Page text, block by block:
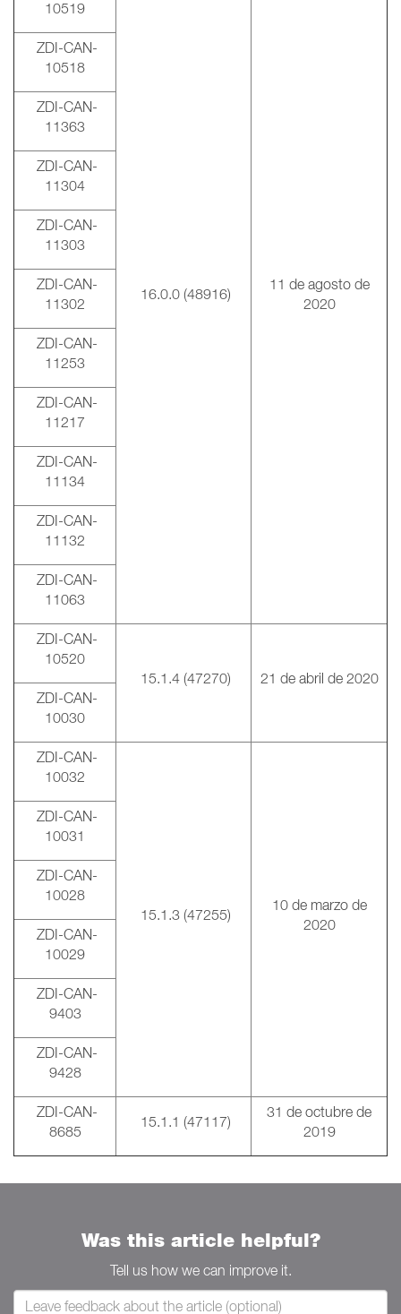
10519
16.0.0 (48916)
11 de agosto de
2020
ZDI-CAN-
10518
ZDI-CAN-
11363
ZDI-CAN-
11304
ZDI-CAN-
11303
ZDI-CAN-
11302
ZDI-CAN-
11253
ZDI-CAN-
11217
ZDI-CAN-
11134
ZDI-CAN-
11132
ZDI-CAN-
11063
ZDI-CAN-
10520
15.1.4 (47270)
21 de abril de 2020
ZDI-CAN-
10030
ZDI-CAN-
10032
15.1.3 (47255)
10 de marzo de
2020
ZDI-CAN-
10031
ZDI-CAN-
10028
ZDI-CAN-
10029
ZDI-CAN-
9403
ZDI-CAN-
9428
ZDI-CAN-
8685
15.1.1 (47117)
31 de octubre de
2019
Was this article helpful?
Tell us how we can improve it.